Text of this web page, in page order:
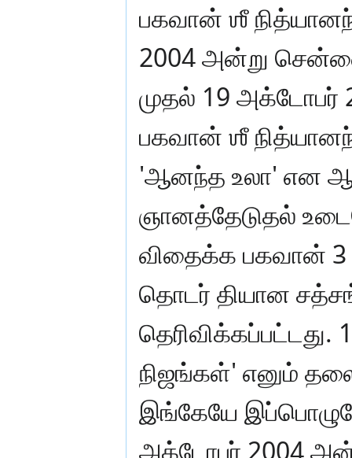
பகவான் ஶீ
2004 அன்று
முதல் 19 அக்டோபர்
பகவான் ஶீ
'ஆனந்த உலா' என
ஞானத்தேடுதல்
விதைக்க பகவான் 3
தொடர் தியான
நிஜங்கள்' எனும்
இங்கேயே
அக்டோபர் 2004